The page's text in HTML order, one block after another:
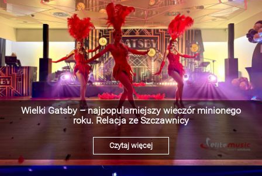
Wielki Gatsby – najpopularniejszy wieczór minionego
roku. Relacja ze Szczawnicy
Czytaj więcej